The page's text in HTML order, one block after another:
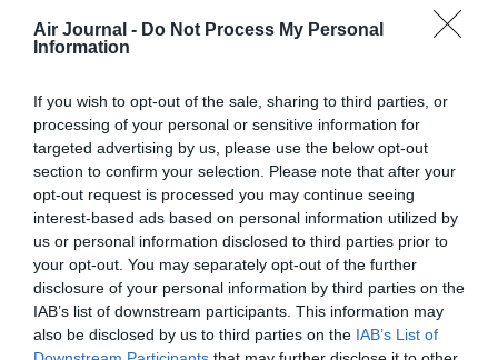
Air Journal - Do Not Process My Personal
Information
If you wish to opt-out of the sale, sharing to third parties, or
processing of your personal or sensitive information for
targeted advertising by us, please use the below opt-out
section to confirm your selection. Please note that after your
opt-out request is processed you may continue seeing
interest-based ads based on personal information utilized by
us or personal information disclosed to third parties prior to
your opt-out. You may separately opt-out of the further
disclosure of your personal information by third parties on the
IAB’s list of downstream participants. This information may
also be disclosed by us to third parties on the IAB’s List of
COMMENTAIRE(S)
bencello a commenté :
27 avril 2017 - 13 h 05 min
“avec des prévisions allant jusqu’à 20% d’ici 2020, grâce aux
améliorations prévues en cabine.” on parle donc bien de la
consommation “par passager” et non pas par appareil
Est-ce à dire que la compagnie a -déjà- prévu de modifier
l’appareil qu’elle vient de recevoir.
Quant à la commande de CS, si c’est une évidente bonne
nouvelle pour Airbus, elle rend encore plus hypothétique une